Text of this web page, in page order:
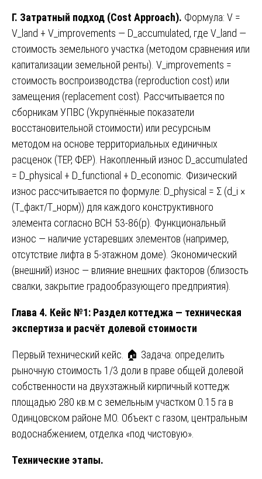
Г. Затратный подход (Cost Approach). Формула: V =
V_land + V_improvements — D_accumulated, где V_land —
стоимость земельного участка (методом сравнения или
капитализации земельной ренты). V_improvements =
стоимость воспроизводства (reproduction cost) или
замещения (replacement cost). Рассчитывается по
сборникам УПВС (Укрупнённые показатели
восстановительной стоимости) или ресурсным
методом на основе территориальных единичных
расценок (ТЕР, ФЕР). Накопленный износ D_accumulated
= D_physical + D_functional + D_economic. Физический
износ рассчитывается по формуле: D_physical = Σ (d_i ×
(T_факт/T_норм)) для каждого конструктивного
элемента согласно ВСН 53-86(р). Функциональный
износ — наличие устаревших элементов (например,
отсутствие лифта в 5-этажном доме). Экономический
(внешний) износ — влияние внешних факторов (близость
свалки, закрытие градообразующего предприятия).
Глава 4. Кейс №1: Раздел коттеджа — техническая
экспертиза и расчёт долевой стоимости
Первый технический кейс. 🏠 Задача: определить
рыночную стоимость 1/3 доли в праве общей долевой
собственности на двухэтажный кирпичный коттедж
площадью 280 кв.м с земельным участком 0.15 га в
Одинцовском районе МО. Объект с газом, центральным
водоснабжением, отделка «под чистовую».
Технические этапы.